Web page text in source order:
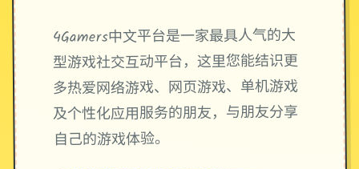
4Gamers中文平台是一家最具人气的大
型游戏社交互动平台，这里您能结识更
多热爱网络游戏、网页游戏、单机游戏
及个性化应用服务的朋友，与朋友分享
自己的游戏体验。